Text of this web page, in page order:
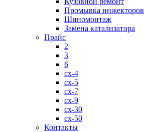
Промывка инжекторов
Шиномонтаж
Замена катализатора
Прайс
2
3
6
cx-4
cx-5
cx-7
cx-9
cx-30
cx-50
Контакты